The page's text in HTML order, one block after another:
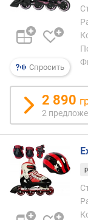
)
Спросить
2 890
2